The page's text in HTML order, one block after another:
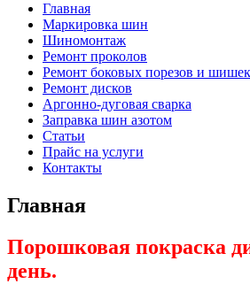
Главная
Маркировка шин
Шиномонтаж
Ремонт проколов
Ремонт боковых порезов и шишек
Ремонт дисков
Аргонно-дуговая сварка
Заправка шин азотом
Статьи
Прайс на услуги
Контакты
Главная
Порошковая покраска
день.